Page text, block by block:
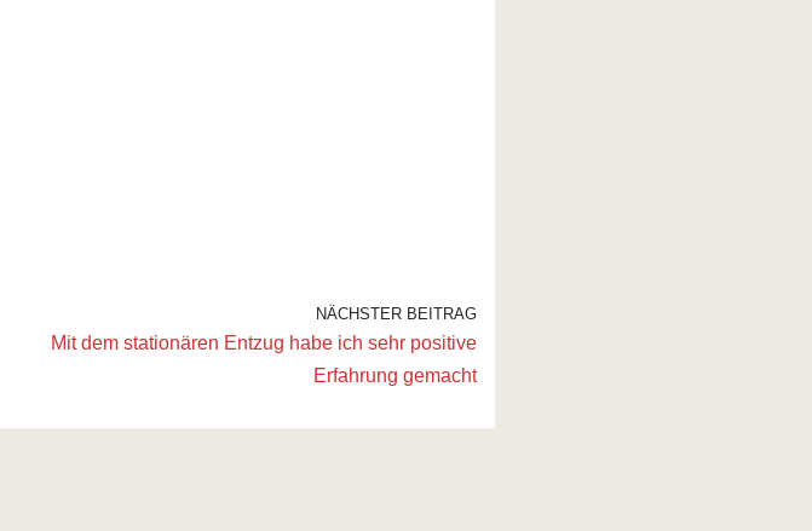
NÄCHSTER BEITRAG
Mit dem stationären Entzug habe ich sehr positive
Erfahrung gemacht